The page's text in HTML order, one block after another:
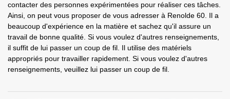
contacter des personnes expérimentées pour réaliser ces tâches.
Ainsi, on peut vous proposer de vous adresser à Renolde 60. Il a
beaucoup d'expérience en la matière et sachez qu'il assure un
travail de bonne qualité. Si vous voulez d'autres renseignements,
il suffit de lui passer un coup de fil. Il utilise des matériels
appropriés pour travailler rapidement. Si vous voulez d'autres
renseignements, veuillez lui passer un coup de fil.